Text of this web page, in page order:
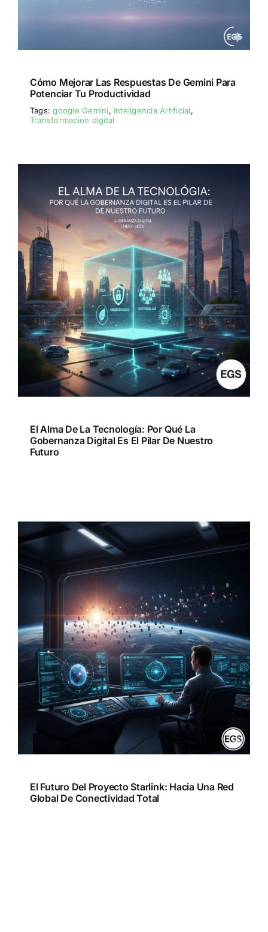
Cómo Mejorar Las Respuestas De Gemini Para
Potenciar Tu Productividad
Tags:google Gemini, Inteligencia Artificial,
Transformacion digital
El Alma De La Tecnología: Por Qué La
Gobernanza Digital Es El Pilar De Nuestro
Futuro
El Futuro Del Proyecto Starlink: Hacia Una Red
Global De Conectividad Total